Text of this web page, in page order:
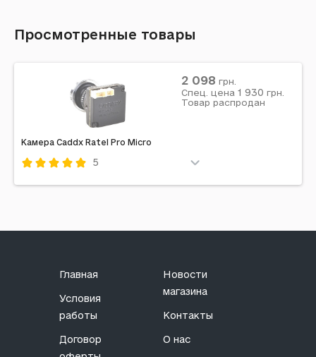
Просмотренные товары
Камера Caddx Ratel Pro Micro
5
2 098 грн.
Спец. цена 1 930 грн.
Товар распродан
Главная
Условия
работы
Договор
Новости
магазина
Контакты
О нас